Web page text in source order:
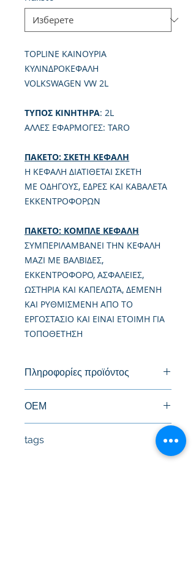
TOPLINE ΚΑΙΝΟΥΡΙΑ
ΚΥΛΙΝΔΡΟΚΕΦΑΛΗ
VOLKSWAGEN VW 2L
TΥΠΟΣ ΚΙΝΗΤΗΡΑ: 2L
ΑΛΛΕΣ ΕΦΑΡΜΟΓΕΣ: TARO
ΠΑΚΕΤΟ: ΣΚΕΤΗ ΚΕΦΑΛΗ
Η ΚΕΦΑΛΗ ΔΙΑΤΙΘΕΤΑΙ ΣΚΕΤΗ
ΜΕ ΟΔΗΓΟΥΣ, ΕΔΡΕΣ ΚΑΙ ΚΑΒΑΛΕΤΑ
ΕΚΚΕΝΤΡΟΦΟΡΩΝ
ΠΑΚΕΤΟ: ΚΟΜΠΛΕ ΚΕΦΑΛΗ
ΣΥΜΠΕΡΙΛΑΜΒΑΝΕΙ ΤΗΝ ΚΕΦΑΛΗ
ΜΑΖΙ ΜΕ ΒΑΛΒΙΔΕΣ,
ΕΚΚΕΝΤΡΟΦΟΡΟ, ΑΣΦΑΛΕΙΕΣ,
ΩΣΤΗΡΙΑ ΚΑΙ ΚΑΠΕΛΩΤΑ, ΔΕΜΕΝΗ
ΚΑΙ ΡΥΘΜΙΣΜΕΝΗ ΑΠΟ ΤΟ
ΕΡΓΟΣΤΑΣΙΟ ΚΑΙ ΕΙΝΑΙ ΕΤΟΙΜΗ ΓΙΑ
ΤΟΠΟΘΕΤΗΣΗ
Πληροφορίες προϊόντος
ΟΕΜ
tags